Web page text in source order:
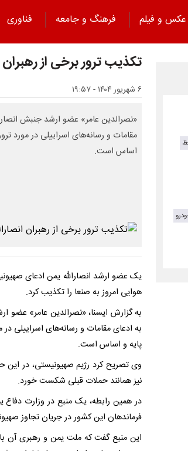
عکس و فیلم فرهنگ و جامعه
فناوری
تکذیب ترور برخی از رهبران
۶ شهریور ۱۴۰۴ - ۱۹:۵۷
«نصرالدین عامر» عضو ارشد جنبش
مقامات و رسانه‌های اسراییلی در مورد
اساس است.
یک عضو ارشد انصارالله یمن ادعای
هوایی امروز به صنعا را تکذیب کرد.
به گزارش ایسنا، «نصرالدین عامر» عضو
به ادعای مقامات و رسانه‌های اسراییلی در
پایه و اساس است.
وی تصریح کرد رژیم صهیونیستی، در این
نیز همانند حملات قبلی شکست خورد.
در همین رابطه، یک منبع در وزارت دفاع
فرماندهان این کشور در جریان تجاوز
این منبع گفت که ملت یمن و رهبری آن